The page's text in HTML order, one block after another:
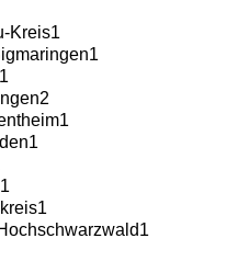
Kreis1
1
1
2
1
1
1
1
1